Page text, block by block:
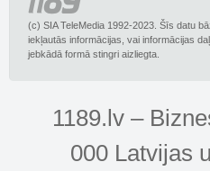
(c) SIA TeleMedia 1992-2023. Šīs datu
iekļautās informācijas, vai informācijas
jebkādā formā stingri aizliegta.
1189.lv –
000 Latvijas